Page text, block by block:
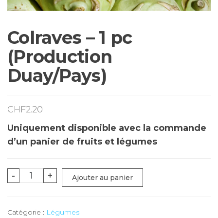
Colraves – 1 pc
(Production
Duay/Pays)
CHF2.20
Uniquement disponible avec la commande
d’un panier de fruits et légumes
-
quantité
-
+ Ajouter au panier
Catégorie : Légumes